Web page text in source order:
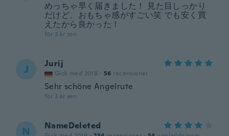
めっちゃ早く届きました！ 見た目しっかり
だけど、おもちゃ感がすごい笑 でも安く買
えたから良かった！
för 3 år sen
J Jurij
Gick med 2018 · 56 recensioner
Sehr schöne Angelrute
för 3 år sen
N NameDeleted